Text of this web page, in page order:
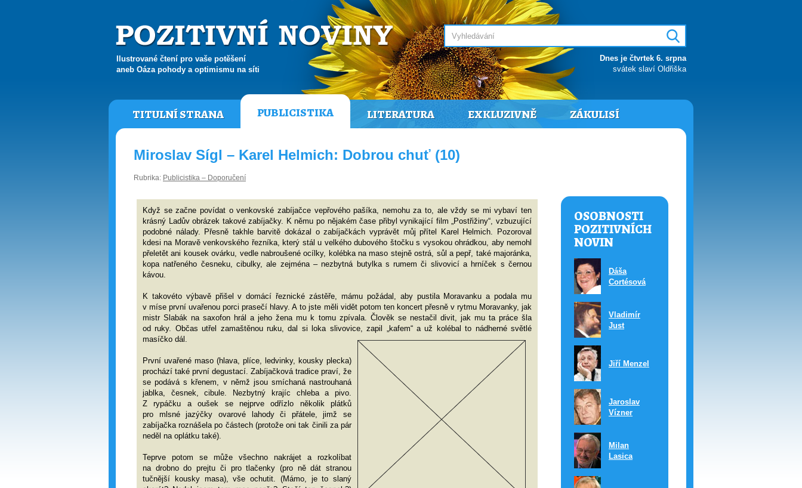
Ilustrované čtení pro vaše potěšení
aneb Oáza pohody a optimismu na síti
Dnes je čtvrtek 6. srpna
svátek slaví Oldřiška
TITULNÍ STRANA PUBLICISTIKA LITERATURA EXKLUZIVNĚ ZÁKULISÍ
Miroslav Sígl – Karel Helmich: Dobrou chuť (10)
Rubrika: Publicistika – Doporučení
Když se začne povídat o venkovské zabíjačce vepřového pašíka, nemohu za to, ale vždy se mi vybaví ten
krásný Ladův obrázek takové zabíjačky. K němu po nějakém čase přibyl vynikající film „Postřižiny“, vzbuzující
podobné nálady. Přesně takhle barvitě dokázal o zabíjačkách vyprávět můj přítel Karel Helmich. Pozoroval
kdesi na Moravě venkovského řezníka, který stál u velkého dubového štočku s vysokou ohrádkou, aby nemohl
přeletět ani kousek ovárku, vedle nabroušené ocílky, kolébka na maso stejně ostrá, sůl a pepř, také majoránka,
kopa natřeného česneku, cibulky, ale zejména – nezbytná butylka s rumem či slivovicí a hrníček s černou
kávou.
K takovéto výbavě přišel v domácí řeznické zástěře, mámu požádal, aby pustila Moravanku a podala mu
v míse první uvařenou porci prasečí hlavy. A to jste měli vidět potom ten koncert přesně v rytmu Moravanky, jak
mistr Slabák na saxofon hrál a jeho žena mu k tomu zpívala. Člověk se nestačil divit, jak mu ta práce šla
od ruky. Občas utřel zamaštěnou ruku, dal si loka slivovice, zapil „kafem“ a už kolébal to nádherné světlé
masíčko dál.
První uvařené maso (hlava, plíce, ledvinky, kousky plecka)
prochází také první degustací. Zabíjačková tradice praví, že
se podává s křenem, v němž jsou smíchaná nastrouhaná
jablka, česnek, cibule. Nezbytný krajíc chleba a pivo.
Z rypáčku a oušek se nejprve odřízlo několik plátků
pro mlsné jazýčky ovarové lahody či přátele, jimž se
zabíjačka roznášela po částech (protože oni tak činili za pár
neděl na oplátku také).
Teprve potom se může všechno nakrájet a rozkolíbat
na drobno do prejtu či pro tlačenky (pro ně dát stranou
tučnější kousky masa), vše ochutit. (Mámo, je to slaný
OSOBNOSTI
POZITIVNÍCH
NOVIN
Dáša
Cortésová
Vladimír
Just
Jiří Menzel
Jaroslav
Vízner
Milan
Lasica